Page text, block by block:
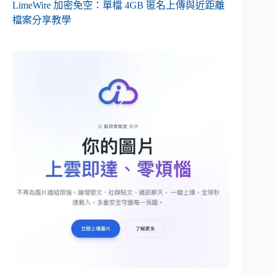
LimeWire 加密免空：單檔 4GB 匿名上傳與近距離
檔案分享教學